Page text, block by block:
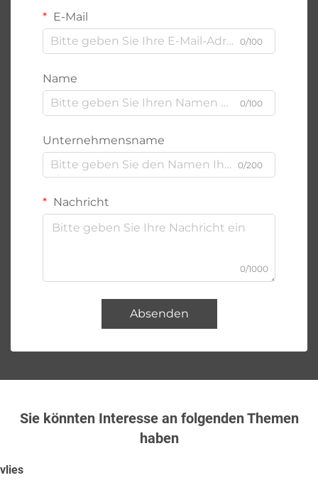
E-Mail
0/100
Name
0/100
Unternehmensname
0/200
Nachricht
0/1000
Absenden
Sie könnten Interesse an folgenden Themen
haben
vlies